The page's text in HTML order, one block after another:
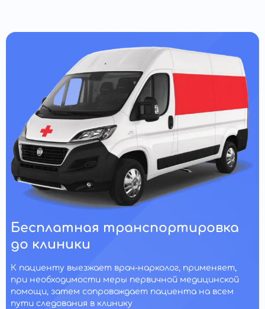
Бесплатная транспортировка
до клиники
К пациенту выезжает врач-нарколог, применяет,
при необходимости меры первичной медицинской
помощи, затем сопровождает пациента на всем
пути следования в клинику